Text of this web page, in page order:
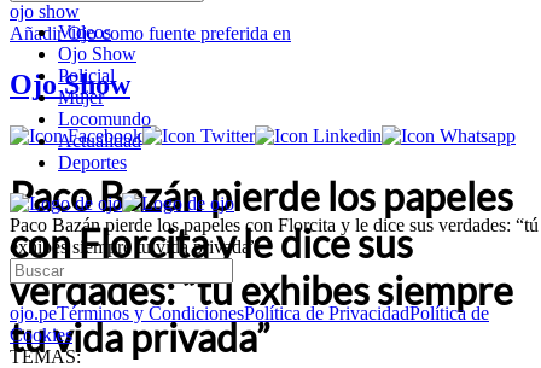
Videos
Ojo Show
Policial
Mujer
Locomundo
Actualidad
Deportes
Paco Bazán pierde los papeles con Florcita y le dice sus verdades: “tú
exhibes siempre tu vida privada”
ojo.peTérminos y CondicionesPolítica de PrivacidadPolítica de
Cookies
TEMAS:
ojo show
AñadirOjocomo fuente preferida en
Ojo Show
Paco Bazán pierde los papeles
con Florcita y le dice sus
verdades: “tú exhibes siempre
tu vida privada”